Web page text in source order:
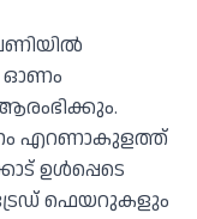
ഓണം
എറണാകുളത്ത്
ഉൾപ്പെടെ
ഫെയറുകളും